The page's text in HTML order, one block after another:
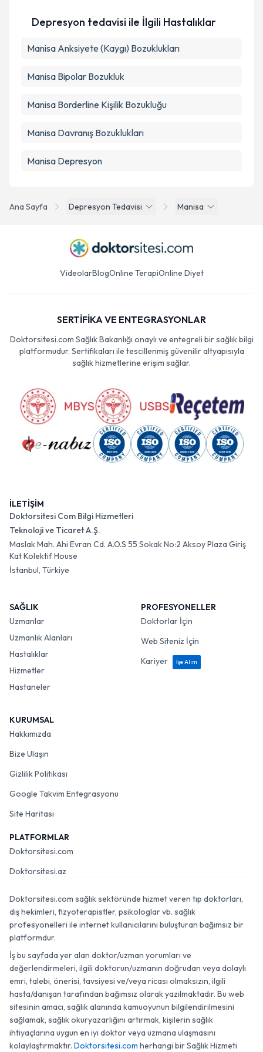
Ana Sayfa Depresyon Tedavisi Manisa
Depresyon tedavisi ile İlgili Hastalıklar
Manisa Anksiyete (Kaygı) Bozuklukları
Manisa Bipolar Bozukluk
Manisa Borderline Kişilik Bozukluğu
Manisa Davranış Bozuklukları
Manisa Depresyon
VideolarBlogOnline TerapiOnline Diyet
SERTİFİKA VE ENTEGRASYONLAR
Doktorsitesi.com Sağlık Bakanlığı onaylı ve entegreli bir sağlık bilgi
platformudur. Sertifikaları ile tescillenmiş güvenilir altyapısıyla
sağlık hizmetlerine erişim sağlar.
İLETİŞİM
Doktorsitesi Com Bilgi Hizmetleri
Teknoloji ve Ticaret A.Ş.
Maslak Mah. Ahi Evran Cd. A.O.S 55 Sokak No:2 Aksoy Plaza Giriş
Kat Kolektif House
İstanbul, Türkiye
SAĞLIK
Uzmanlar
Uzmanlık Alanları
Hastalıklar
Hizmetler
Hastaneler
PROFESYONELLER
Doktorlar İçin
Web Siteniz İçin
Kariyer
İşe Alım
KURUMSAL
Hakkımızda
Bize Ulaşın
Gizlilik Politikası
Google Takvim Entegrasyonu
Site Haritası
PLATFORMLAR
Doktorsitesi.com
Doktorsitesi.az
Doktorsitesi.com sağlık sektöründe hizmet veren tıp doktorları,
diş hekimleri, fizyoterapistler, psikologlar vb. sağlık
profesyonelleri ile internet kullanıcılarını buluşturan bağımsız bir
platformdur.
İş bu sayfada yer alan doktor/uzman yorumları ve
değerlendirmeleri, ilgili doktorun/uzmanın doğrudan veya dolaylı
emri, talebi, önerisi, tavsiyesi ve/veya ricası olmaksızın, ilgili
hasta/danışan tarafından bağımsız olarak yazılmaktadır. Bu web
sitesinin amacı, sağlık alanında kamuoyunun bilgilendirilmesini
sağlamak, sağlık okuryazarlığını artırmak, kişilerin sağlık
ihtiyaçlarına uygun en iyi doktor veya uzmana ulaşmasını
kolaylaştırmaktır. Doktorsitesi.com herhangi bir Sağlık Hizmeti